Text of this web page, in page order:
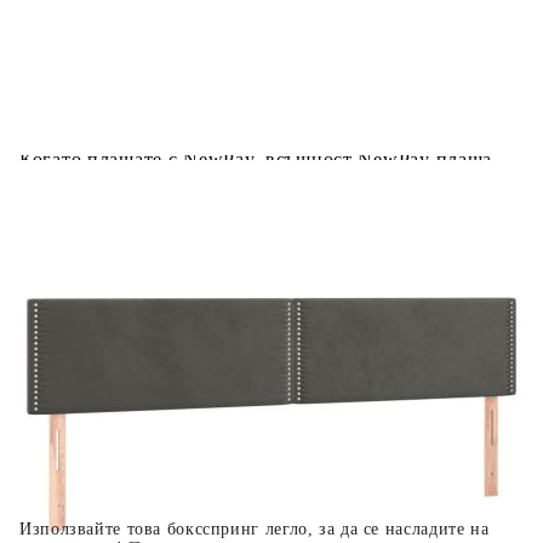
Използвайте това боксспринг легло, за да се насладите на
Когато плащате с NewPay, всъщност NewPay плаща
поръчката си на момента с карта. Останалата сума се
разделя на 3 равни месечни вноски без оскъпяване. За
покупки на стойност до 1000 лв. / €511.31
Плащане на 6 вноски. Стойността на поръчката се
разпределя в 6 равни месечни вноски с оскъпяване. За
покупки на стойност до 2000 лв. / €1022.61